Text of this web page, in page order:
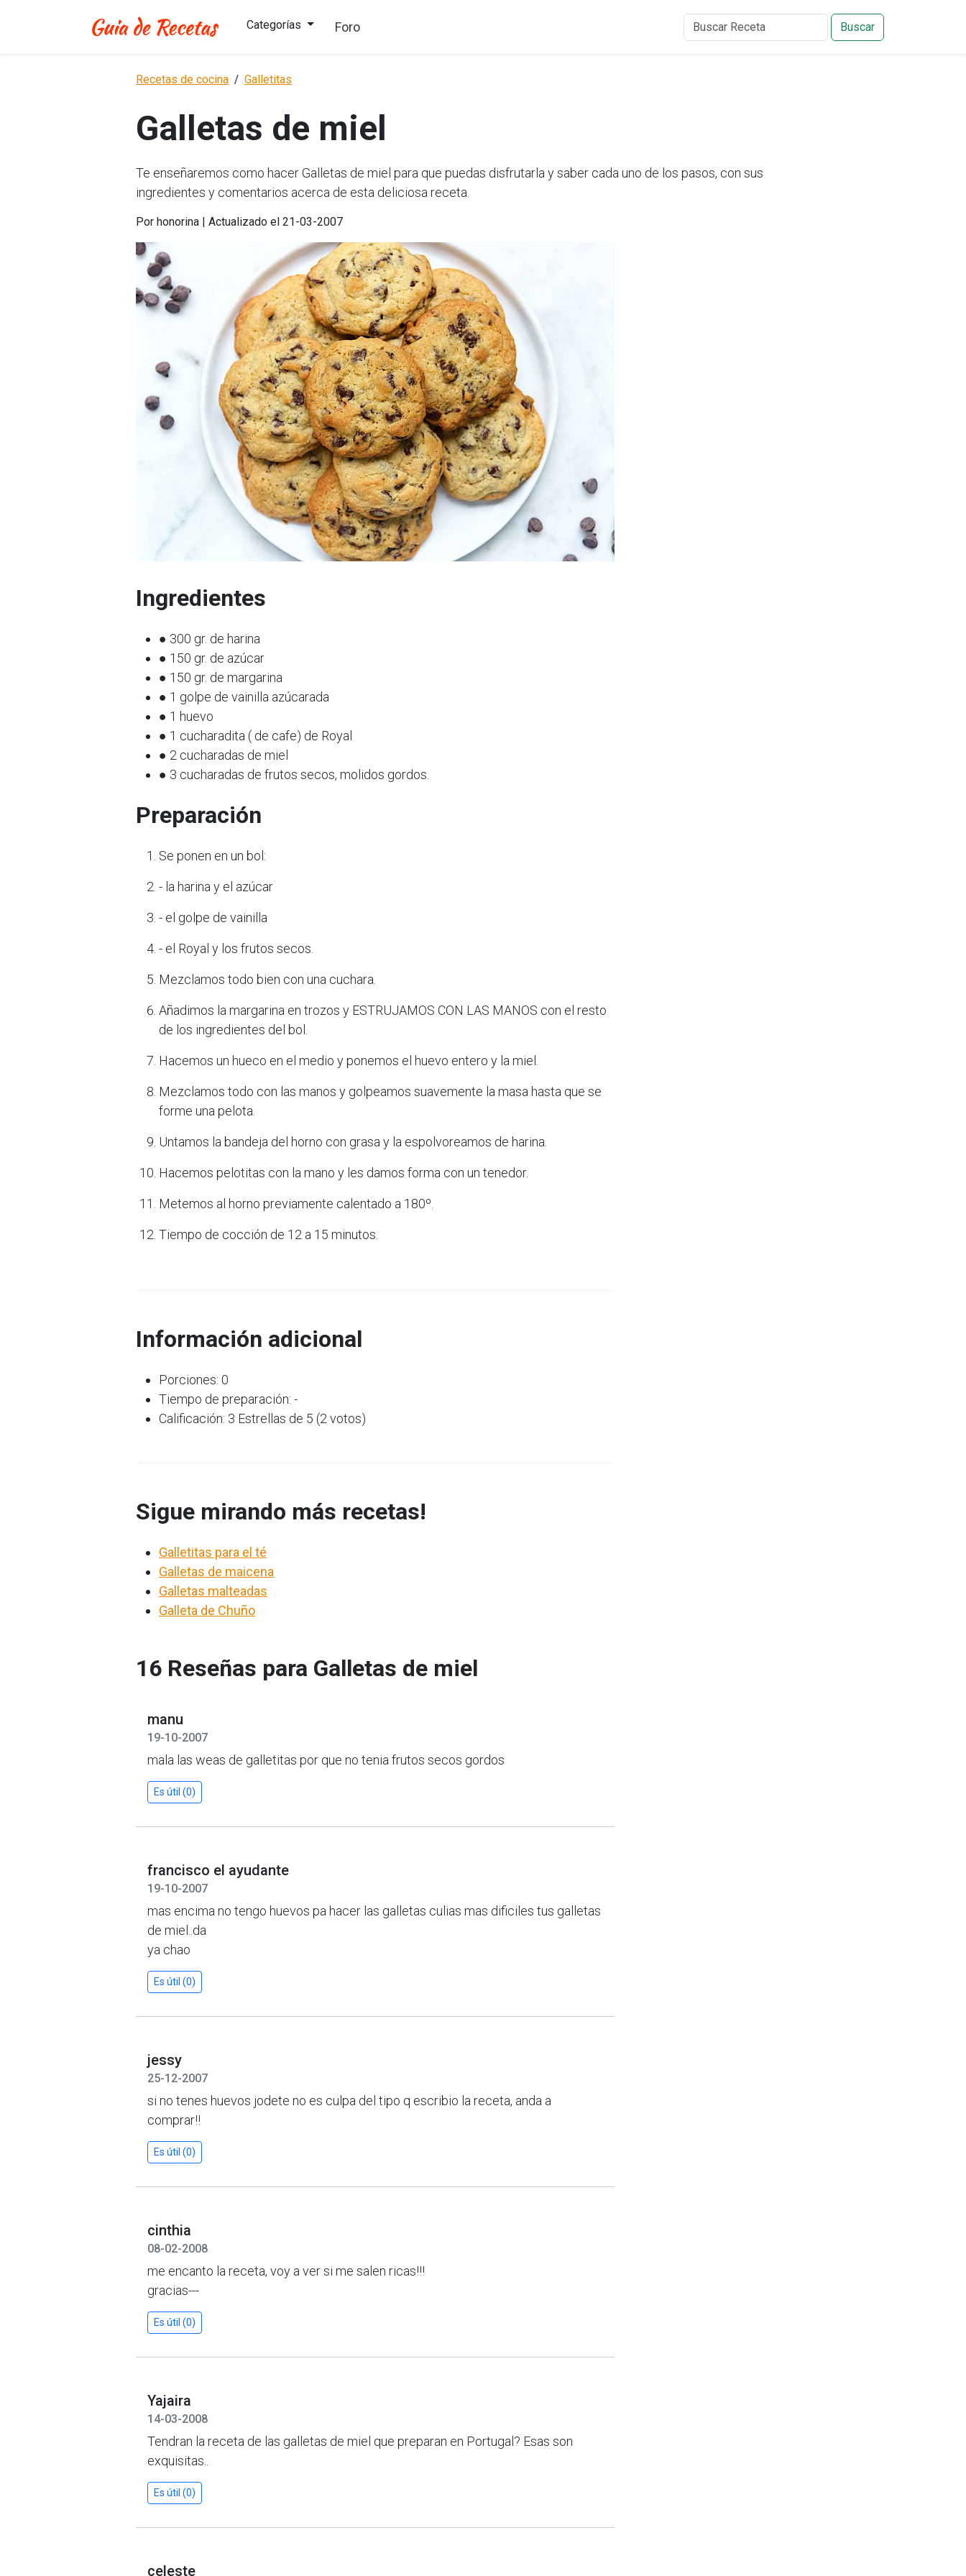
Categorías Foro Buscar
Recetas de cocina Galletitas
Galletas de miel
Te enseñaremos como hacer Galletas de miel para que puedas disfrutarla y saber cada uno de los pasos, con sus
ingredientes y comentarios acerca de esta deliciosa receta.
Por honorina | Actualizado el 21-03-2007
Ingredientes
● 300 gr. de harina
● 150 gr. de azúcar
● 150 gr. de margarina
● 1 golpe de vainilla azúcarada
● 1 huevo
● 1 cucharadita ( de cafe) de Royal
● 2 cucharadas de miel
● 3 cucharadas de frutos secos, molidos gordos.
Preparación
Se ponen en un bol:
- la harina y el azúcar
- el golpe de vainilla
- el Royal y los frutos secos.
Mezclamos todo bien con una cuchara.
Añadimos la margarina en trozos y ESTRUJAMOS CON LAS MANOS con el resto
de los ingredientes del bol.
Hacemos un hueco en el medio y ponemos el huevo entero y la miel.
Mezclamos todo con las manos y golpeamos suavemente la masa hasta que se
forme una pelota.
Untamos la bandeja del horno con grasa y la espolvoreamos de harina.
Hacemos pelotitas con la mano y les damos forma con un tenedor.
Metemos al horno previamente calentado a 180º.
Tiempo de cocción de 12 a 15 minutos.
Información adicional
Porciones: 0
Tiempo de preparación: -
Calificación: 3 Estrellas de 5 (2 votos)
Sigue mirando más recetas!
Galletitas para el té
Galletas de maicena
Galletas malteadas
Galleta de Chuño
16 Reseñas para Galletas de miel
manu
19-10-2007
mala las weas de galletitas por que no tenia frutos secos gordos
Es útil (0)
francisco el ayudante
19-10-2007
mas encima no tengo huevos pa hacer las galletas culias mas dificiles tus galletas
de miel..da
ya chao
Es útil (0)
jessy
25-12-2007
si no tenes huevos jodete no es culpa del tipo q escribio la receta, anda a
comprar!!
Es útil (0)
cinthia
08-02-2008
me encanto la receta, voy a ver si me salen ricas!!!
gracias---
Es útil (0)
Yajaira
14-03-2008
Tendran la receta de las galletas de miel que preparan en Portugal? Esas son
exquisitas..
Es útil (0)
celeste